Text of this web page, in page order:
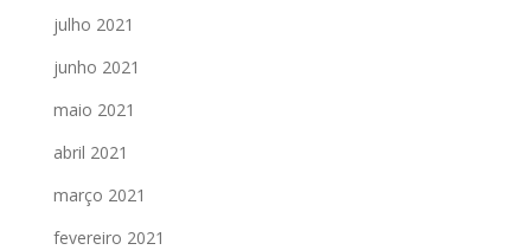
julho 2021
junho 2021
maio 2021
abril 2021
março 2021
fevereiro 2021